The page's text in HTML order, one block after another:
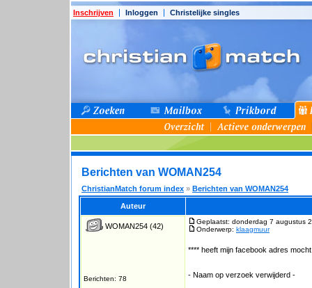
Inschrijven Inloggen Christelijke singles
Berichten van WOMAN254
ChristianMatch forum index » Berichten van WOMAN254
Auteur
WOMAN254 (42)
Berichten: 78
Geplaatst: donderdag 7 augustus
Onderwerp: klaagmuur
**** heeft mijn facebook adres
- Naam op verzoek verwijderd -